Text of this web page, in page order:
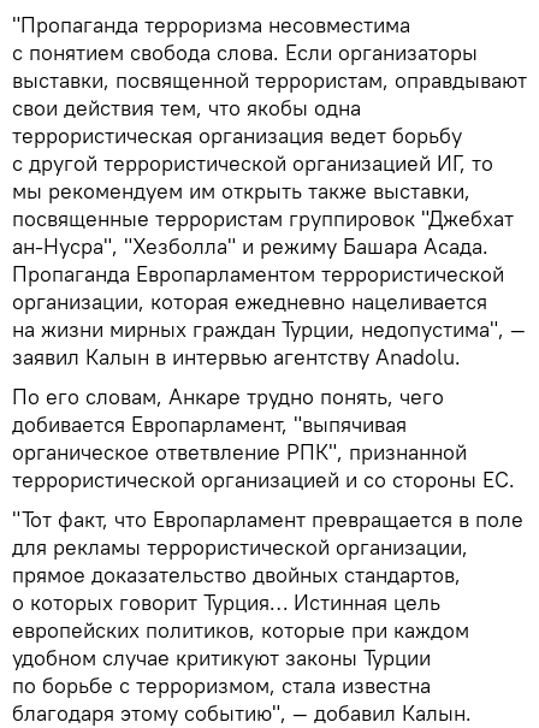
"Пропаганда терроризма несовместима
с понятием свобода слова. Если организаторы
выставки, посвященной террористам, оправдывают
свои действия тем, что якобы одна
террористическая организация ведет борьбу
с другой террористической организацией ИГ, то
мы рекомендуем им открыть также выставки,
посвященные террористам группировок "Джебхат
ан-Нусра", "Хезболла" и режиму Башара Асада.
Пропаганда Европарламентом террористической
организации, которая ежедневно нацеливается
на жизни мирных граждан Турции, недопустима", —
заявил Калын в интервью агентству Anadolu.
По его словам, Анкаре трудно понять, чего
добивается Европарламент, "выпячивая
органическое ответвление РПК", признанной
террористической организацией и со стороны ЕС.
"Тот факт, что Европарламент превращается в поле
для рекламы террористической организации,
прямое доказательство двойных стандартов,
о которых говорит Турция… Истинная цель
европейских политиков, которые при каждом
удобном случае критикуют законы Турции
по борьбе с терроризмом, стала известна
благодаря этому событию", — добавил Калын.